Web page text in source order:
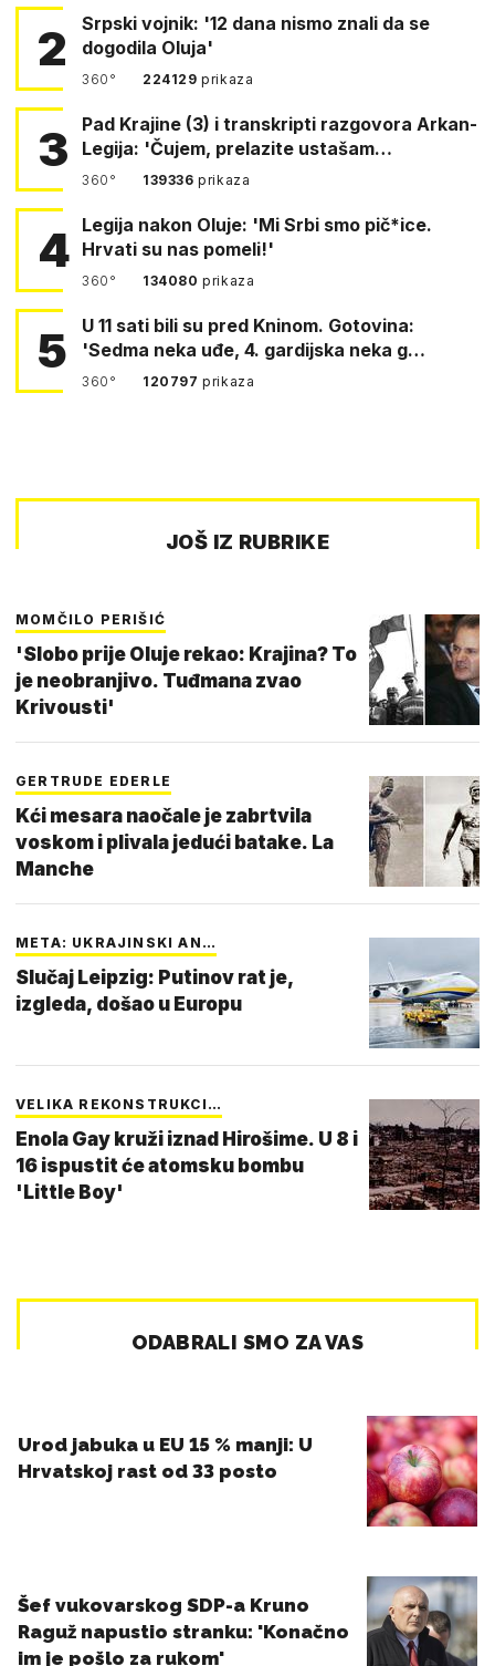
2
Srpski vojnik: '12 dana nismo znali da se
dogodila Oluja'
360° 224129prikaza
3
Pad Krajine (3) i transkripti razgovora Arkan-
Legija: 'Čujem, prelazite ustašam…
360° 139336prikaza
4 Legija nakon Oluje: 'Mi Srbi smo pič*ice.
Hrvati su nas pomeli!'
360° 134080prikaza
5
U 11 sati bili su pred Kninom. Gotovina:
'Sedma neka uđe, 4. gardijska neka g…
360° 120797prikaza
JOŠ IZ RUBRIKE
MOMČILO PERIŠIĆ
'Slobo prije Oluje rekao: Krajina? To
je neobranjivo. Tuđmana zvao
Krivousti'
GERTRUDE EDERLE
Kći mesara naočale je zabrtvila
voskom i plivala jedući batake. La
Manche
META: UKRAJINSKI AN…
Slučaj Leipzig: Putinov rat je,
izgleda, došao u Europu
VELIKA REKONSTRUKCI…
Enola Gay kruži iznad Hirošime. U 8 i
16 ispustit će atomsku bombu
'Little Boy'